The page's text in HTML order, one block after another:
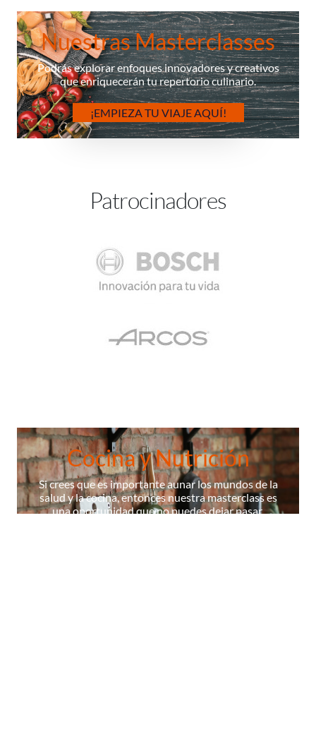
Nuestras Masterclasses
Podrás explorar enfoques innovadores y creativos
que enriquecerán tu repertorio culinario.
¡EMPIEZA TU VIAJE AQUÍ!
Patrocinadores
Cocina y Nutrición
Si crees que es importante aunar los mundos de la
salud y la cocina, entonces nuestra masterclass es
una oportunidad que no puedes dejar pasar.